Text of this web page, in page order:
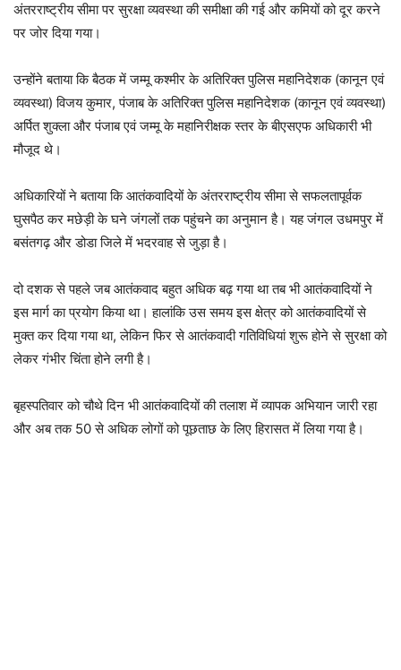
अंतरराष्ट्रीय सीमा पर सुरक्षा व्यवस्था की समीक्षा की गई और कमियों को दूर करने
पर जोर दिया गया।
उन्होंने बताया कि बैठक में जम्मू कश्मीर के अतिरिक्त पुलिस महानिदेशक (कानून एवं
व्यवस्था) विजय कुमार, पंजाब के अतिरिक्त पुलिस महानिदेशक (कानून एवं व्यवस्था)
अर्पित शुक्ला और पंजाब एवं जम्मू के महानिरीक्षक स्तर के बीएसएफ अधिकारी भी
मौजूद थे।
अधिकारियों ने बताया कि आतंकवादियों के अंतरराष्ट्रीय सीमा से सफलतापूर्वक
घुसपैठ कर मछेड़ी के घने जंगलों तक पहुंचने का अनुमान है। यह जंगल उधमपुर में
बसंतगढ़ और डोडा जिले में भदरवाह से जुड़ा है।
दो दशक से पहले जब आतंकवाद बहुत अधिक बढ़ गया था तब भी आतंकवादियों ने
इस मार्ग का प्रयोग किया था। हालांकि उस समय इस क्षेत्र को आतंकवादियों से
मुक्त कर दिया गया था, लेकिन फिर से आतंकवादी गतिविधियां शुरू होने से सुरक्षा को
लेकर गंभीर चिंता होने लगी है।
बृहस्पतिवार को चौथे दिन भी आतंकवादियों की तलाश में व्यापक अभियान जारी रहा
और अब तक 50 से अधिक लोगों को पूछताछ के लिए हिरासत में लिया गया है।